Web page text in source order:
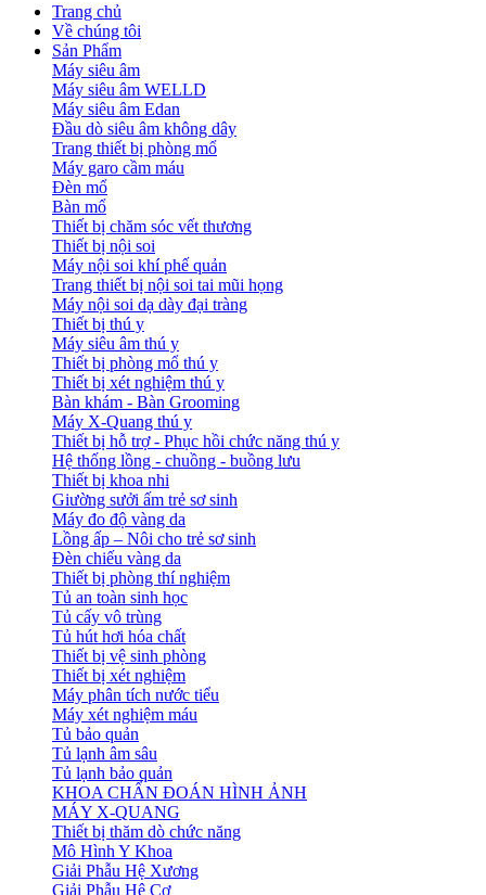
Trang chủ
Về chúng tôi
Sản Phẩm
Máy siêu âm
Máy siêu âm WELLD
Máy siêu âm Edan
Đầu dò siêu âm không dây
Trang thiết bị phòng mổ
Máy garo cầm máu
Đèn mổ
Bàn mổ
Thiết bị chăm sóc vết thương
Thiết bị nội soi
Máy nội soi khí phế quản
Trang thiết bị nội soi tai mũi họng
Máy nội soi dạ dày đại tràng
Thiết bị thú y
Máy siêu âm thú y
Thiết bị phòng mổ thú y
Thiết bị xét nghiệm thú y
Bàn khám - Bàn Grooming
Máy X-Quang thú y
Thiết bị hỗ trợ - Phục hồi chức năng thú y
Hệ thống lồng - chuồng - buồng lưu
Thiết bị khoa nhi
Giường sưởi ấm trẻ sơ sinh
Máy đo độ vàng da
Lồng ấp – Nôi cho trẻ sơ sinh
Đèn chiếu vàng da
Thiết bị phòng thí nghiệm
Tủ an toàn sinh học
Tủ cấy vô trùng
Tủ hút hơi hóa chất
Thiết bị vệ sinh phòng
Thiết bị xét nghiệm
Máy phân tích nước tiểu
Máy xét nghiệm máu
Tủ bảo quản
Tủ lạnh âm sâu
Tủ lạnh bảo quản
KHOA CHẨN ĐOÁN HÌNH ẢNH
MÁY X-QUANG
Thiết bị thăm dò chức năng
Mô Hình Y Khoa
Giải Phẫu Hệ Xương
Giải Phẫu Hệ Cơ